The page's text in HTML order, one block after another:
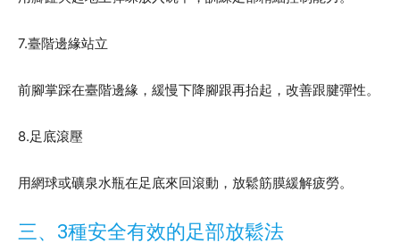
7.臺階邊緣站立
前腳掌踩在臺階邊緣，緩慢下降腳跟再抬起，改善跟腱彈性。
8.足底滾壓
用網球或礦泉水瓶在足底來回滾動，放鬆筋膜緩解疲勞。
三、3種安全有效的足部放鬆法